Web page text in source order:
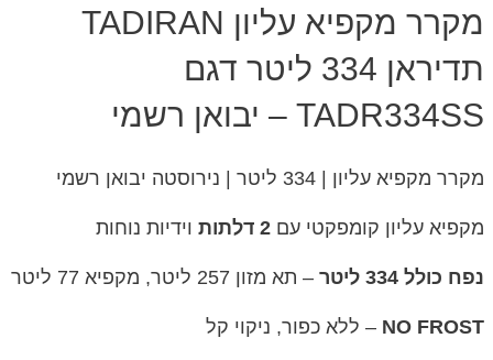
מקרר מקפיא עליון TADIRAN
תדיראן 334 ליטר דגם
TADR334SS – יבואן רשמי
מקרר מקפיא עליון | 334 ליטר | נירוסטה יבואן רשמי
מקפיא עליון קומפקטי עם 2 דלתות וידיות נוחות
נפח כולל 334 ליטר – תא מזון 257 ליטר, מקפיא 77 ליטר
NO FROST – ללא כפור, ניקוי קל